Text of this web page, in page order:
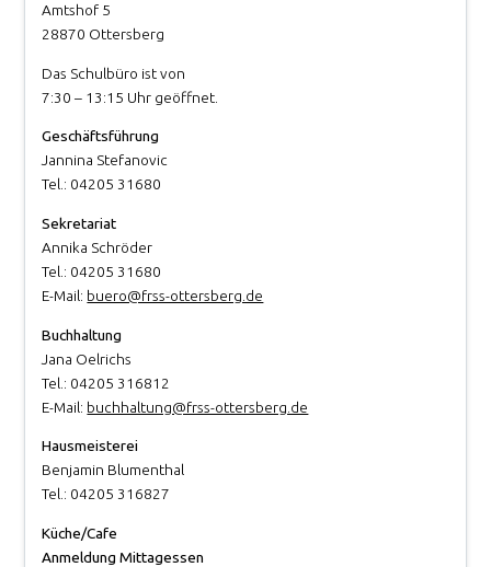
Amtshof 5
28870 Ottersberg
Das Schulbüro ist von
7:30 – 13:15 Uhr geöffnet.
Geschäftsführung
Jannina Stefanovic
Tel.: 04205 31680
Sekretariat
Annika Schröder
Tel.: 04205 31680
E-Mail: buero@frss-ottersberg.de
Buchhaltung
Jana Oelrichs
Tel.: 04205 316812
E-Mail: buchhaltung@frss-ottersberg.de
Hausmeisterei
Benjamin Blumenthal
Tel.: 04205 316827
Küche/Cafe
Anmeldung Mittagessen